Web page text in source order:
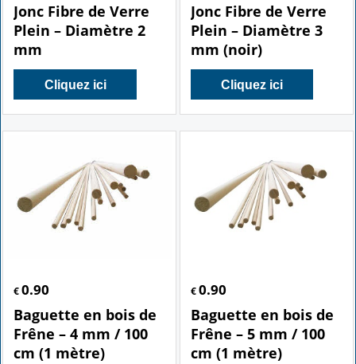
Jonc Fibre de Verre
Plein – Diamètre 2
mm
Cliquez ici
Jonc Fibre de Verre
Plein – Diamètre 3
mm (noir)
Cliquez ici
€ 0.90
Baguette en bois de
Frêne – 4 mm / 100
cm (1 mètre)
€0.90
Baguette en bois de
Frêne – 5 mm / 100
cm (1 mètre)